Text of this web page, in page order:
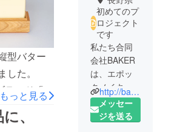
型バター
た。
ランド「ひ
限定で
ターナイ
もっと見る
、
初めてのプ
ロジェクト
です
私たち合同
会社BAKER
は、エポッ
クメイキン
グを創り出
します。そ
http://bakerweb.site/
メッセー
ジを送る